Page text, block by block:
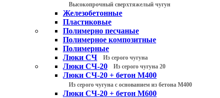
Высокопрочный сверхтяжелый чугун
Железобетонные
Пластиковые
Полимерно песчаные
Полимерное композитные
Полимерные
Люки СЧ
Из серого чугуна
Люки СЧ-20 Из серого чугуна 20
Люки СЧ-20 + бетон М400
Из серого чугуна с основанием из бетона М400
Люки СЧ-20 + бетон М600